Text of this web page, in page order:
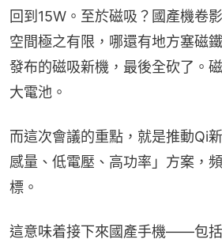
回到15W。至於磁吸？國產機卷
空間極之有限，哪還有地方塞磁
發布的磁吸新機，最後全砍了。
大電池。
而這次會議的重點，就是推動Qi
感量、低電壓、高功率」方案，
標。
這意味着接下來國產手機——包